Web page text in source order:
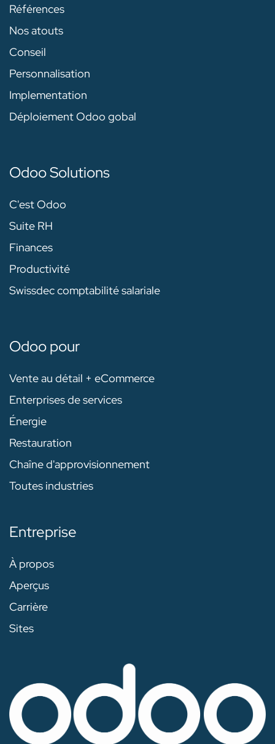
Références
Nos atouts
Conseil
Personnalisation
Implementation
Déploiement Odoo gobal
Odoo Solutions
C'est Odoo
Suite RH
Finances
Productivité
Swissdec comptabilité salariale
Odoo pour
Vente au détail + eCommerce
Enterprises de services
Énergie
Restauration
Chaîne d'approvisionnement
Toutes industries
Entreprise
À propos
Aperçus
Carrière
Sites